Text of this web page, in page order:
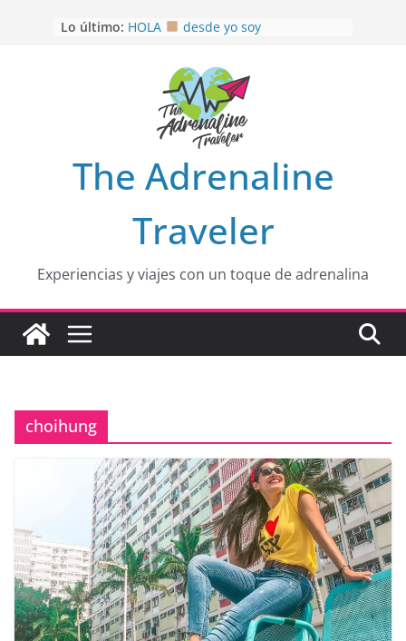
Lo último: HOLA
desde yo soy
EL SENDERO DEL CACAO: Excelente
opción
HOSPEDAJE AL NATURALSHH !!
OTRA PERSPECTIVA de RÍO EL
MULITO!
The Adrenaline
Traveler
Experiencias y viajes con un toque de adrenalina
choihung